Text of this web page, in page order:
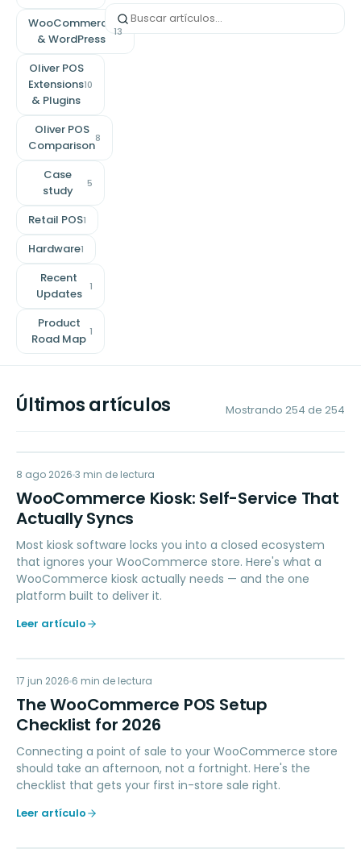
WooCommerce
& WordPress
13
Oliver POS
Extensions
& Plugins
10
Oliver POS
Comparison
8
Case
study
5
Retail POS1
Hardware1
Recent
Updates
1
Product
Road Map
1
Últimos artículos Mostrando 254 de 254
RETAIL POS
8 ago 2026 3 min de lectura
WooCommerce Kiosk: Self-Service That
Actually Syncs
Most kiosk software locks you into a closed ecosystem
that ignores your WooCommerce store. Here's what a
WooCommerce kiosk actually needs — and the one
platform built to deliver it.
Leer artículo
WP
POINT OF SALE
17 jun 2026 6 min de lectura
The WooCommerce POS Setup
Checklist for 2026
Connecting a point of sale to your WooCommerce store
should take an afternoon, not a fortnight. Here's the
checklist that gets your first in-store sale right.
Leer artículo